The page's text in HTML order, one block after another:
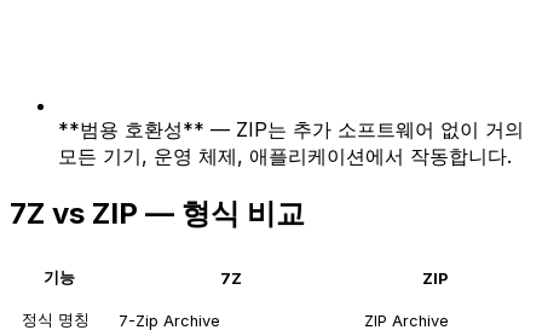
**범용 호환성** — ZIP는 추가 소프트웨어 없이 거의
모든 기기, 운영 체제, 애플리케이션에서 작동합니다.
7Z vs ZIP — 형식 비교
기능 7Z ZIP
정식 명칭 7-Zip Archive ZIP Archive